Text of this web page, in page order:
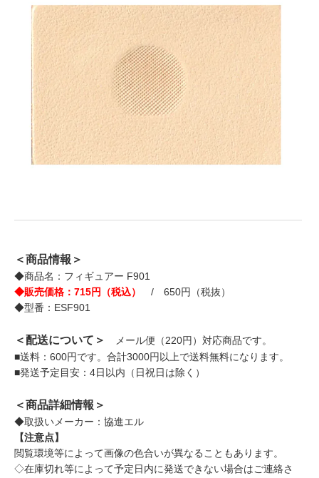
＜商品情報＞
◆商品名：フィギュアー F901
◆販売価格：715円（税込）
/ 650円（税抜）
◆型番：ESF901
＜配送について＞
メール便（220円）対応商品です。
■送料：600円です。合計3000円以上で送料無料になります。
■発送予定目安：4日以内（日祝日は除く）
＜商品詳細情報＞
◆取扱いメーカー：協進エル
【注意点】
閲覧環境等によって画像の色合いが異なることもあります。
◇在庫切れ等によって予定日内に発送できない場合はご連絡さ